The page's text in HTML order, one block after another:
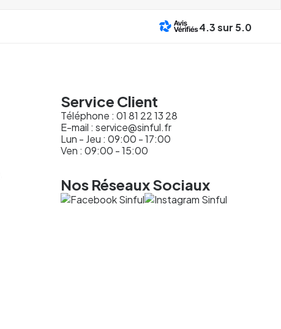
4.3sur 5.0
Service Client
Téléphone : 01 81 22 13 28
E-mail : service@sinful.fr
Lun - Jeu : 09:00 - 17:00
Ven : 09:00 - 15:00
Nos Réseaux Sociaux